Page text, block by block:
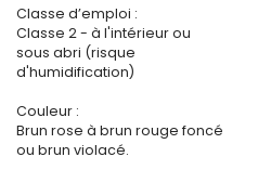
Classe d’emploi :
Classe 2 - à l'intérieur ou
sous abri (risque
d'humidification)
Couleur :
Brun rose à brun rouge foncé
ou brun violacé.